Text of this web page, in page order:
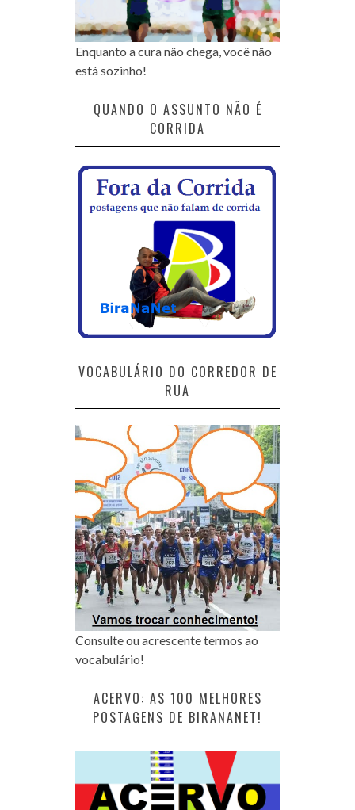
Enquanto a cura não chega, você não
está sozinho!
QUANDO O ASSUNTO NÃO É
CORRIDA
VOCABULÁRIO DO CORREDOR DE
RUA
Consulte ou acrescente termos ao
vocabulário!
ACERVO: AS 100 MELHORES
POSTAGENS DE BIRANANET!